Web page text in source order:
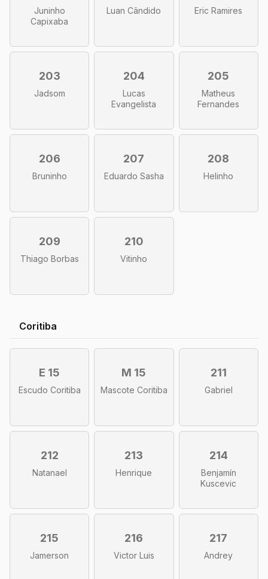
Juninho
Capixaba
Luan Cândido Eric Ramires
203
Jadsom
204
Lucas
Evangelista
205
Matheus
Fernandes
206
Bruninho
207
Eduardo Sasha
208
Helinho
209
Thiago Borbas
210
Vitinho
Coritiba
E 15
Escudo Coritiba
M 15
Mascote Coritiba
211
Gabriel
212
Natanael
213
Henrique
214
Benjamín
Kuscevic
215
Jamerson
216
Victor Luis
217
Andrey